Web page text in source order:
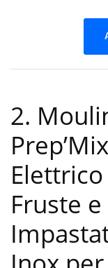
2.
Fruste e